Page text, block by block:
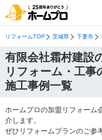
リフォームTOP 茨城県 下妻市
有限会社霜村建設
リフォーム・工事
施工事例一覧
ホームプロの加盟リフォーム
介します。
ぜひリフォームプランのご参